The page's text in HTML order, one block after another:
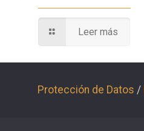
Leer más
Protección de Datos /